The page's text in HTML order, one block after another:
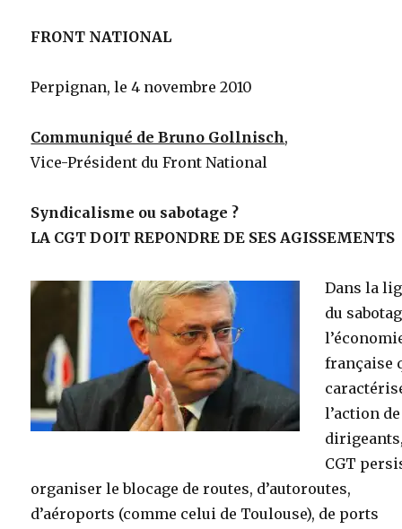
FRONT NATIONAL
Perpignan, le 4 novembre 2010
Communiqué de Bruno Gollnisch,
Vice-Président du Front National
Syndicalisme ou sabotage ?
LA CGT DOIT REPONDRE DE SES AGISSEMENTS
Dans la
du
française
l’action
CGT
organiser le blocage de routes, d’autoroutes,
d’aéroports (comme celui de Toulouse), de ports